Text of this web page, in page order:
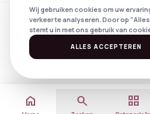
home search grid_view
© 2026
Created with
by
SpotlightsPrivacy
Wij gebruiken cookies om uw
verkeer te analyseren. Door op
stemt u in met ons gebruik van
ALLES ACCEPTEREN